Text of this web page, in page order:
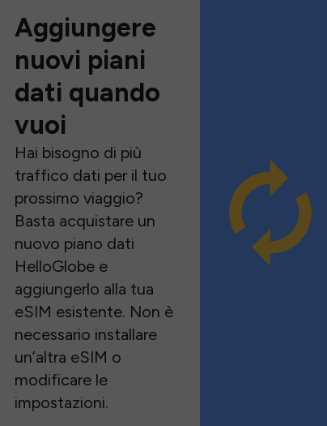
Aggiungere
nuovi piani
dati quando
vuoi
Hai bisogno di più
traffico dati per il tuo
prossimo viaggio?
Basta acquistare un
nuovo piano dati
HelloGlobe e
aggiungerlo alla tua
eSIM esistente. Non è
necessario installare
un’altra eSIM o
modificare le
impostazioni.